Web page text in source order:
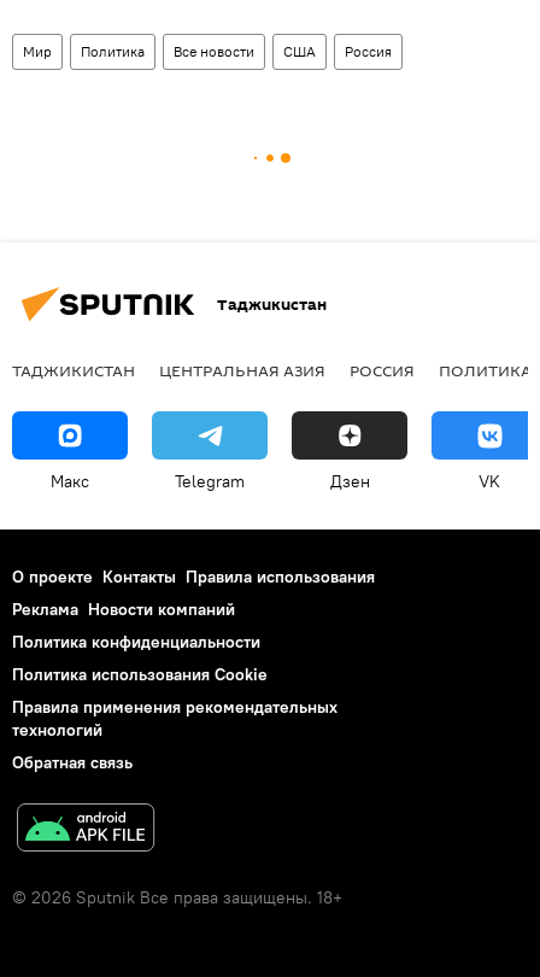
Мир Политика Все новости США Россия
Таджикистан
ТАДЖИКИСТАН ЦЕНТРАЛЬНАЯ АЗИЯ РОССИЯ ПОЛИТИКА
Макс Telegram Дзен VK
О проекте Контакты Правила использования
Реклама Новости компаний
Политика конфиденциальности
Политика использования Cookie
Правила применения рекомендательных
технологий
Обратная связь
© 2026 Sputnik Все права защищены. 18+